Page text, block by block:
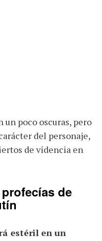
un poco oscuras, pero
del personaje,
de videncia en
de
estéril en un